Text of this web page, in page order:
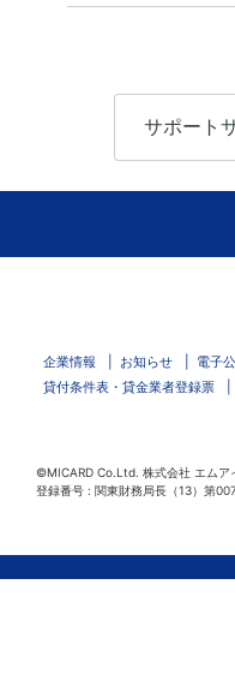
サポート
企業情報 お知らせ 電子
貸付条件表・貸金業者登録票
©MICARD Co.Ltd. 株式会社 エムア
登録番号 : 関東財務局長（13）第